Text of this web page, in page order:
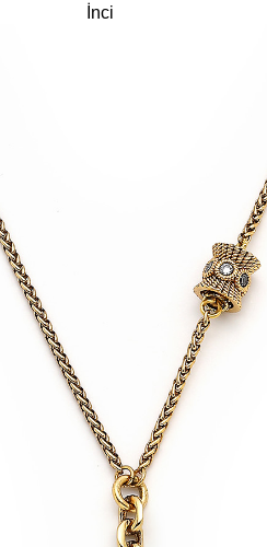
İnci
Koleksiyonlar Koleksiyonlar